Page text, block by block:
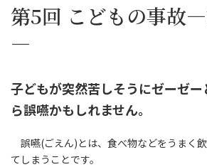
第5回 こどもの事故
―
子どもが突然苦しそうにゼーゼ
ら誤嚥かもしれません。
誤嚥(ごえん)とは、食べ物などをうまく
てしまうことです。